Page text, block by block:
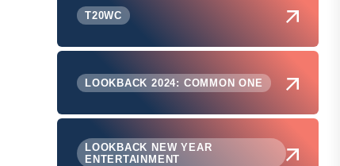
T20WC
LOOKBACK 2024: COMMON ONE
LOOKBACK NEW YEAR
ENTERTAINMENT